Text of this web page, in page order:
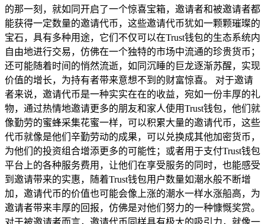
的那一刻，就如同开启了一个惊喜宝箱，邀请者和被邀请者都
能获得一定数量的邀请代币，这些邀请代币犹如一颗颗璀璨的
宝石，具有多种用途，它们不仅可以在Trust钱包的生态系统内
自由地进行交易，仿佛在一个独特的市场中流通的珍贵货币；
还可能随着时间的悄然流逝，如同沉睡的巨龙逐渐苏醒，实现
价值的增长，为持有者带来意想不到的财富惊喜。 对于邀请
者来说，邀请代币是一种实实在在的收益，宛如一份丰厚的礼
物，通过热情地邀请更多的朋友和家人使用Trust钱包，他们就
像勤劳的蜜蜂采集花蜜一样，可以积累大量的邀请代币，这些
代币就像是他们辛勤劳动的成果，可以兑换成其他加密货币，
为他们的投资组合增添更多的可能性；或者用于支付Trust钱包
平台上的各种服务费用，让他们在享受服务的同时，也能感受
到邀请带来的实惠，随着Trust钱包用户数量如潮水般不断增
加，邀请代币的价值也可能会像上涨的潮水一样水涨船高，为
邀请者带来丰厚的回报，仿佛是对他们努力的一种慷慨奖赏。
对于被邀请者而言，邀请代币同样具有极大的吸引力，就像一